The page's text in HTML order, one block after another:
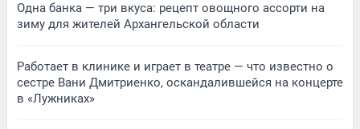
Одна банка — три вкуса: рецепт овощного ассорти на
зиму для жителей Архангельской области
Работает в клинике и играет в театре — что известно о
сестре Вани Дмитриенко, оскандалившейся на концерте
в «Лужниках»